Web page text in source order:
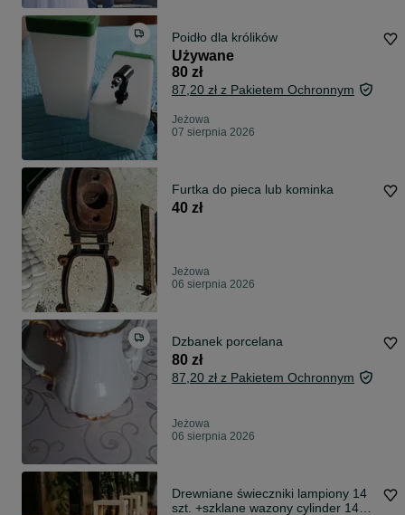
Poidło dla królików
Używane
80 zł
87,20 zł z Pakietem Ochronnym
Jeżowa
07 sierpnia 2026
Furtka do pieca lub kominka
40 zł
Jeżowa
06 sierpnia 2026
Dzbanek porcelana
80 zł
87,20 zł z Pakietem Ochronnym
Jeżowa
06 sierpnia 2026
Drewniane świeczniki lampiony 14
szt. +szklane wazony cylinder 14